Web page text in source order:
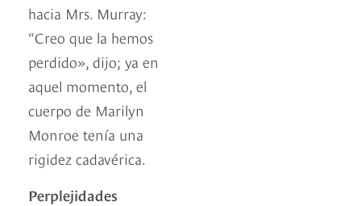
hacia Mrs. Murray:
“Creo que la hemos
perdido», dijo; ya en
aquel momento, el
cuerpo de Marilyn
Monroe tenía una
rigidez cadavérica.
Perplejidades